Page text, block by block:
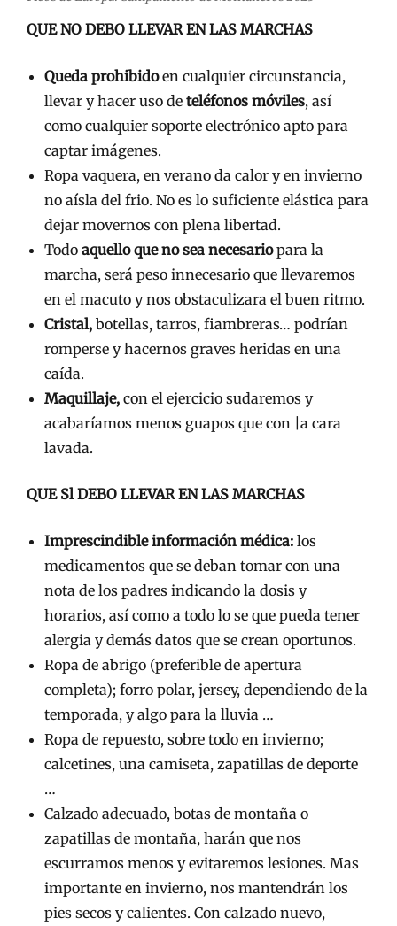
QUE NO DEBO LLEVAR EN LAS MARCHAS
Queda prohibidoen cualquier circunstancia,
llevar y hacer uso de teléfonos móviles, así
como cualquier soporte electrónico apto para
captar imágenes.
Ropa vaquera, en verano da calor y en invierno
no aísla del frio. No es lo suficiente elástica para
dejar movernos con plena libertad.
Todo aquello que no sea necesariopara la
marcha, será peso innecesario que llevaremos
en el macuto y nos obstaculizara el buen ritmo.
Cristal, botellas, tarros, fiambreras… podrían
romperse y hacernos graves heridas en una
caída.
Maquillaje, con el ejercicio sudaremos y
acabaríamos menos guapos que con |a cara
lavada.
QUE Sl DEBO LLEVAR EN LAS MARCHAS
Imprescindible información médica: los
medicamentos que se deban tomar con una
nota de los padres indicando la dosis y
horarios, así como a todo lo se que pueda tener
alergia y demás datos que se crean oportunos.
Ropa de abrigo (preferible de apertura
completa); forro polar, jersey, dependiendo de la
temporada, y algo para la lluvia …
Ropa de repuesto, sobre todo en invierno;
calcetines, una camiseta, zapatillas de deporte
…
Calzado adecuado, botas de montaña o
zapatillas de montaña, harán que nos
escurramos menos y evitaremos lesiones. Mas
importante en invierno, nos mantendrán los
pies secos y calientes. Con calzado nuevo,